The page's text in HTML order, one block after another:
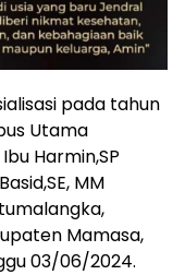
pada tahun
Utama
Harmin,SP
MM
Mamasa,
03/06/2024.